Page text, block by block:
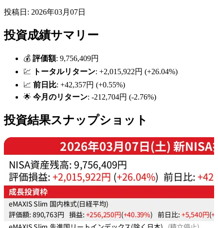
投稿日: 2026年03月07日
投資成績サマリー
💰 評価額: 9,756,409円
💹
トータルリターン: +2,015,922円 (+26.04%)
📈 前日比: +42,357円 (+0.55%)
🌟 今月のリターン: -212,704円 (-2.76%)
投資結果スナップショット